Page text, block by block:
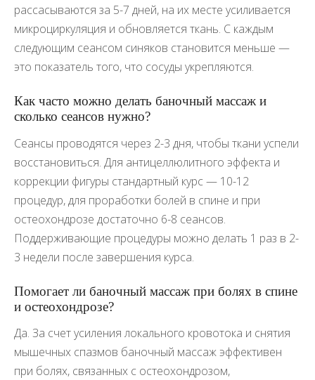
рассасываются за 5-7 дней, на их месте усиливается
микроциркуляция и обновляется ткань. С каждым
следующим сеансом синяков становится меньше —
это показатель того, что сосуды укрепляются.
Как часто можно делать баночный массаж и
сколько сеансов нужно?
Сеансы проводятся через 2-3 дня, чтобы ткани успели
восстановиться. Для антицеллюлитного эффекта и
коррекции фигуры стандартный курс — 10-12
процедур, для проработки болей в спине и при
остеохондрозе достаточно 6-8 сеансов.
Поддерживающие процедуры можно делать 1 раз в 2-
3 недели после завершения курса.
Помогает ли баночный массаж при болях в спине
и остеохондрозе?
Да. За счет усиления локального кровотока и снятия
мышечных спазмов баночный массаж эффективен
при болях, связанных с остеохондрозом,